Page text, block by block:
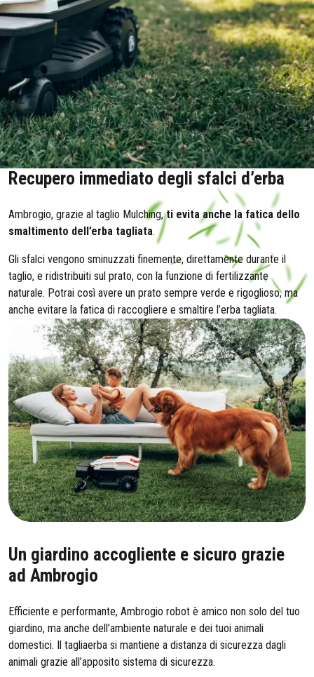
Recupero immediato degli sfalci d’erba
Ambrogio, grazie al taglio Mulching,ti evita anche la fatica dello
smaltimento dell’erba tagliata.
Gli sfalci vengono sminuzzati finemente, direttamente durante il
taglio, e ridistribuiti sul prato, con la funzione di fertilizzante
naturale. Potrai così avere un prato sempre verde e rigoglioso, ma
anche evitare la fatica di raccogliere e smaltire l’erba tagliata.
Un giardino accogliente e sicuro grazie
ad Ambrogio
Efficiente e performante, Ambrogio robot è amico non solo del tuo
giardino, ma anche dell’ambiente naturale e dei tuoi animali
domestici. Il tagliaerba si mantiene a distanza di sicurezza dagli
animali grazie all’apposito sistema di sicurezza.